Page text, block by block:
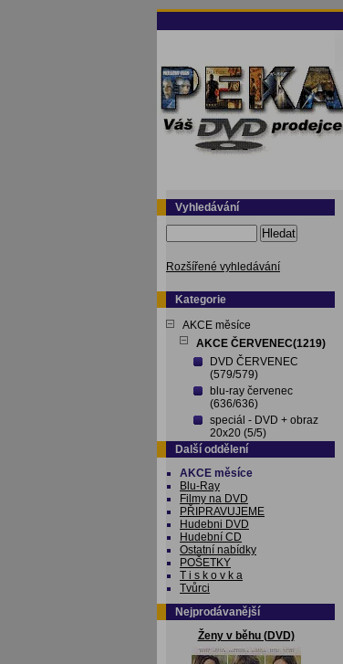
Vyhledávání
Hledat
Rozšířené vyhledávání
Kategorie
AKCE měsíce
AKCE ČERVENEC(1219)
DVD ČERVENEC
(579/579)
blu-ray červenec
(636/636)
speciál - DVD + obraz
20x20 (5/5)
Další oddělení
AKCE měsíce
Blu-Ray
Filmy na DVD
PŘIPRAVUJEME
Hudebni DVD
Hudební CD
Ostatní nabídky
POŠETKY
T i s k o v k a
Tvůrci
Nejprodávanější
Ženy v běhu (DVD)